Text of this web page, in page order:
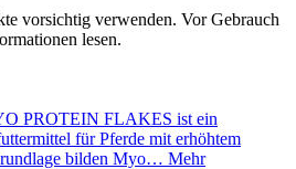
vorsichtig verwenden. Vor Gebrauch
lesen.
PROTEIN FLAKES ist ein
für Pferde mit erhöhtem
bilden Myo… Mehr